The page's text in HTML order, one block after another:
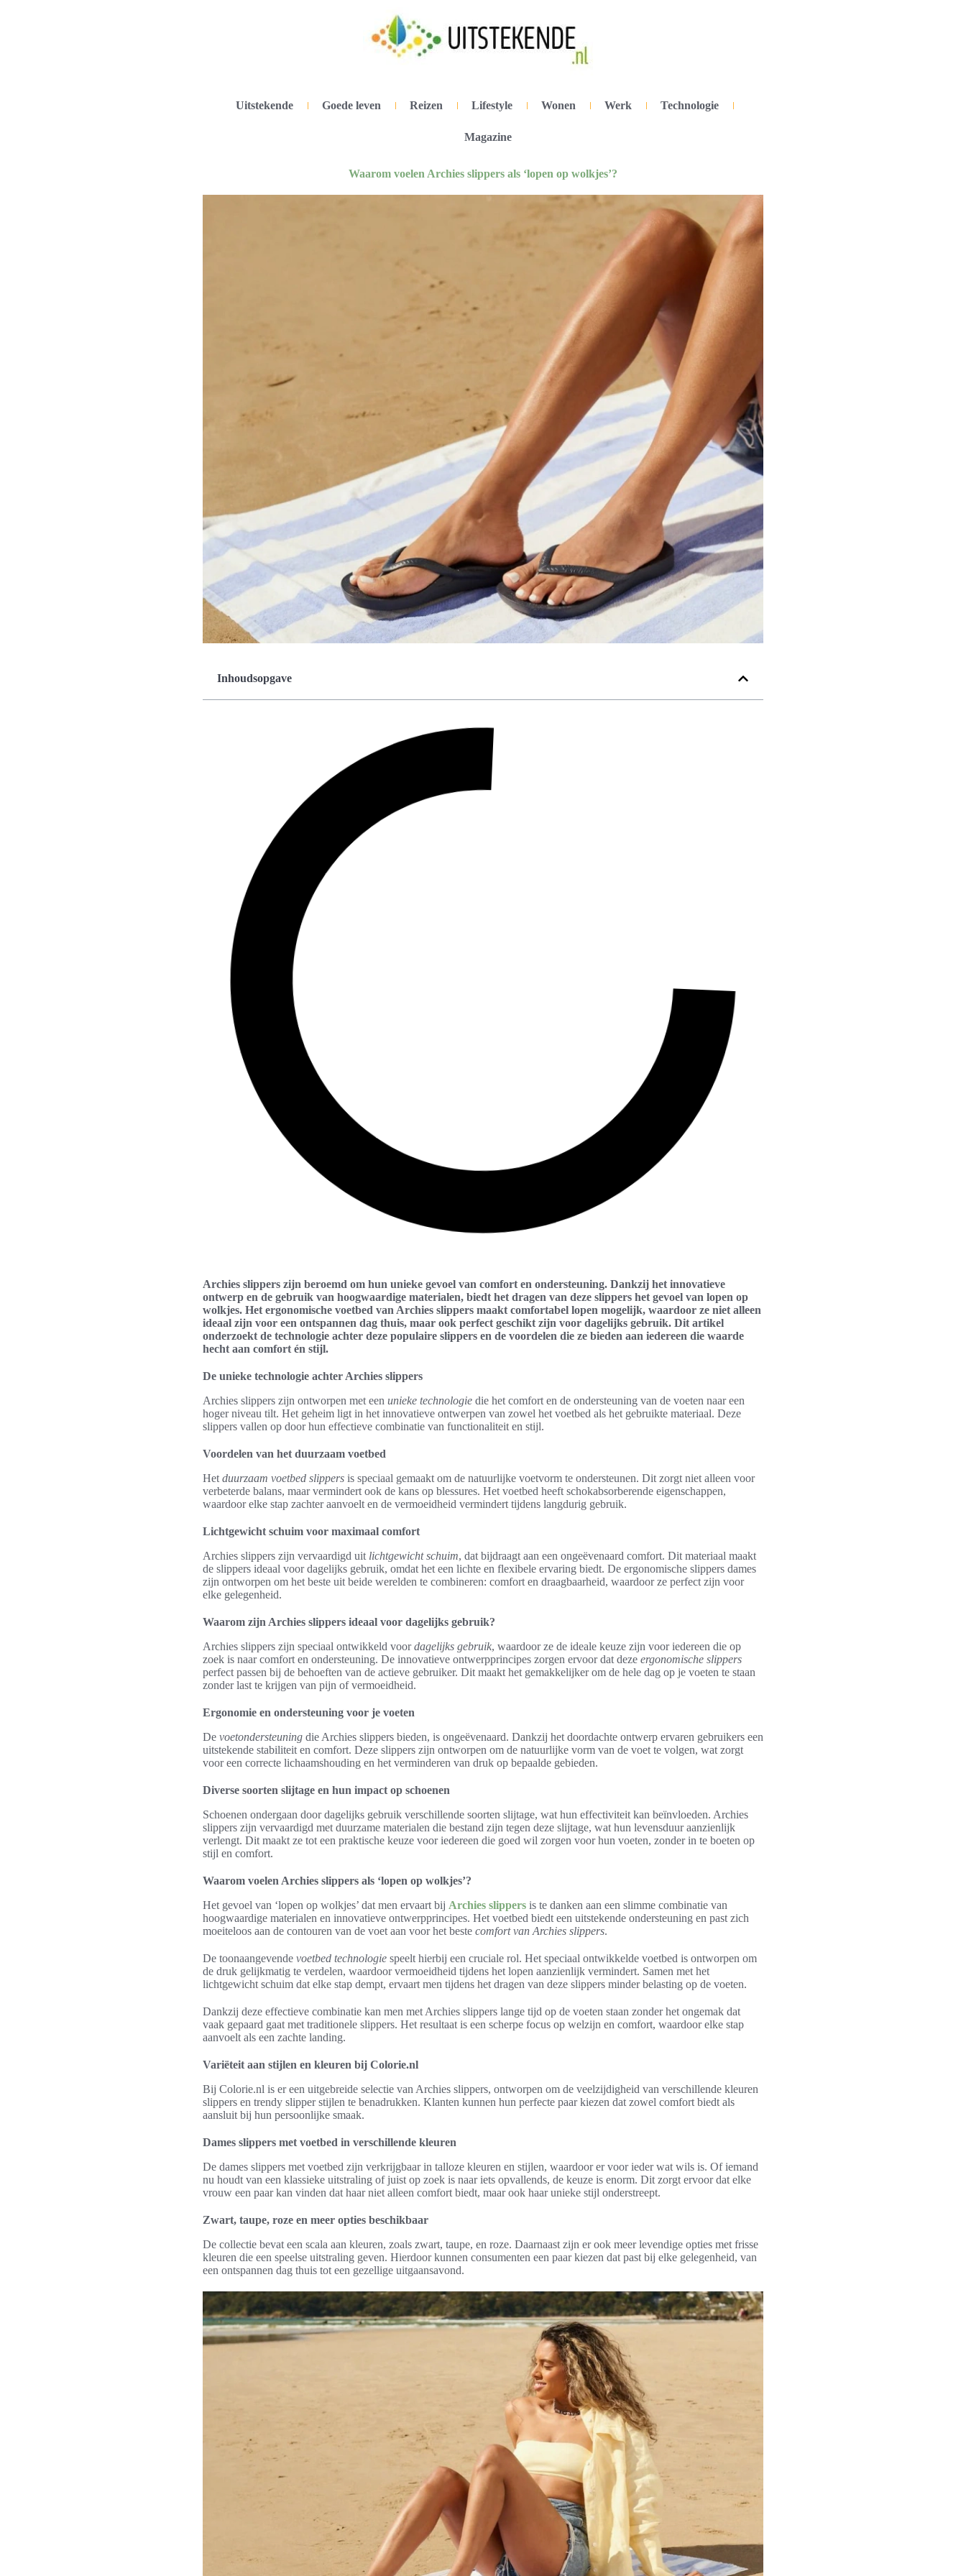
Uitstekende Goede leven Reizen Lifestyle Wonen Werk Technologie
Magazine
Waarom voelen Archies slippers als ‘lopen op wolkjes’?
Inhoudsopgave
Archies slippers zijn beroemd om hun unieke gevoel van comfort en ondersteuning. Dankzij het innovatieve
ontwerp en de gebruik van hoogwaardige materialen, biedt het dragen van deze slippers het gevoel van lopen op
wolkjes. Het ergonomische voetbed van Archies slippers maakt comfortabel lopen mogelijk, waardoor ze niet alleen
ideaal zijn voor een ontspannen dag thuis, maar ook perfect geschikt zijn voor dagelijks gebruik. Dit artikel
onderzoekt de technologie achter deze populaire slippers en de voordelen die ze bieden aan iedereen die waarde
hecht aan comfort én stijl.
De unieke technologie achter Archies slippers
Archies slippers zijn ontworpen met een unieke technologie die het comfort en de ondersteuning van de voeten naar een
hoger niveau tilt. Het geheim ligt in het innovatieve ontwerpen van zowel het voetbed als het gebruikte materiaal. Deze
slippers vallen op door hun effectieve combinatie van functionaliteit en stijl.
Voordelen van het duurzaam voetbed
Het duurzaam voetbed slippers is speciaal gemaakt om de natuurlijke voetvorm te ondersteunen. Dit zorgt niet alleen voor
verbeterde balans, maar vermindert ook de kans op blessures. Het voetbed heeft schokabsorberende eigenschappen,
waardoor elke stap zachter aanvoelt en de vermoeidheid vermindert tijdens langdurig gebruik.
Lichtgewicht schuim voor maximaal comfort
Archies slippers zijn vervaardigd uit lichtgewicht schuim, dat bijdraagt aan een ongeëvenaard comfort. Dit materiaal maakt
de slippers ideaal voor dagelijks gebruik, omdat het een lichte en flexibele ervaring biedt. De ergonomische slippers dames
zijn ontworpen om het beste uit beide werelden te combineren: comfort en draagbaarheid, waardoor ze perfect zijn voor
elke gelegenheid.
Waarom zijn Archies slippers ideaal voor dagelijks gebruik?
Archies slippers zijn speciaal ontwikkeld voordagelijks gebruik, waardoor ze de ideale keuze zijn voor iedereen die op
zoek is naar comfort en ondersteuning. De innovatieve ontwerpprincipes zorgen ervoor dat deze ergonomische slippers
perfect passen bij de behoeften van de actieve gebruiker. Dit maakt het gemakkelijker om de hele dag op je voeten te staan
zonder last te krijgen van pijn of vermoeidheid.
Ergonomie en ondersteuning voor je voeten
De voetondersteuning die Archies slippers bieden, is ongeëvenaard. Dankzij het doordachte ontwerp ervaren gebruikers een
uitstekende stabiliteit en comfort. Deze slippers zijn ontworpen om de natuurlijke vorm van de voet te volgen, wat zorgt
voor een correcte lichaamshouding en het verminderen van druk op bepaalde gebieden.
Diverse soorten slijtage en hun impact op schoenen
Schoenen ondergaan door dagelijks gebruik verschillende soorten slijtage, wat hun effectiviteit kan beïnvloeden. Archies
slippers zijn vervaardigd met duurzame materialen die bestand zijn tegen deze slijtage, wat hun levensduur aanzienlijk
verlengt. Dit maakt ze tot een praktische keuze voor iedereen die goed wil zorgen voor hun voeten, zonder in te boeten op
stijl en comfort.
Waarom voelen Archies slippers als ‘lopen op wolkjes’?
Het gevoel van ‘lopen op wolkjes’ dat men ervaart bij Archies slippers is te danken aan een slimme combinatie van
hoogwaardige materialen en innovatieve ontwerpprincipes. Het voetbed biedt een uitstekende ondersteuning en past zich
moeiteloos aan de contouren van de voet aan voor het beste comfort van Archies slippers.
De toonaangevende voetbed technologie speelt hierbij een cruciale rol. Het speciaal ontwikkelde voetbed is ontworpen om
de druk gelijkmatig te verdelen, waardoor vermoeidheid tijdens het lopen aanzienlijk vermindert. Samen met het
lichtgewicht schuim dat elke stap dempt, ervaart men tijdens het dragen van deze slippers minder belasting op de voeten.
Dankzij deze effectieve combinatie kan men met Archies slippers lange tijd op de voeten staan zonder het ongemak dat
vaak gepaard gaat met traditionele slippers. Het resultaat is een scherpe focus op welzijn en comfort, waardoor elke stap
aanvoelt als een zachte landing.
Variëteit aan stijlen en kleuren bij Colorie.nl
Bij Colorie.nl is er een uitgebreide selectie van Archies slippers, ontworpen om de veelzijdigheid van verschillende kleuren
slippers en trendy slipper stijlen te benadrukken. Klanten kunnen hun perfecte paar kiezen dat zowel comfort biedt als
aansluit bij hun persoonlijke smaak.
Dames slippers met voetbed in verschillende kleuren
De dames slippers met voetbed zijn verkrijgbaar in talloze kleuren en stijlen, waardoor er voor ieder wat wils is. Of iemand
nu houdt van een klassieke uitstraling of juist op zoek is naar iets opvallends, de keuze is enorm. Dit zorgt ervoor dat elke
vrouw een paar kan vinden dat haar niet alleen comfort biedt, maar ook haar unieke stijl onderstreept.
Zwart, taupe, roze en meer opties beschikbaar
De collectie bevat een scala aan kleuren, zoals zwart, taupe, en roze. Daarnaast zijn er ook meer levendige opties met frisse
kleuren die een speelse uitstraling geven. Hierdoor kunnen consumenten een paar kiezen dat past bij elke gelegenheid, van
een ontspannen dag thuis tot een gezellige uitgaansavond.